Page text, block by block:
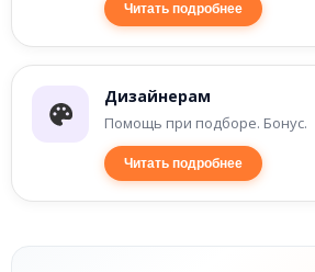
Читать подробнее
Дизайнерам
Помощь при подборе. Бонус.
Читать подробнее